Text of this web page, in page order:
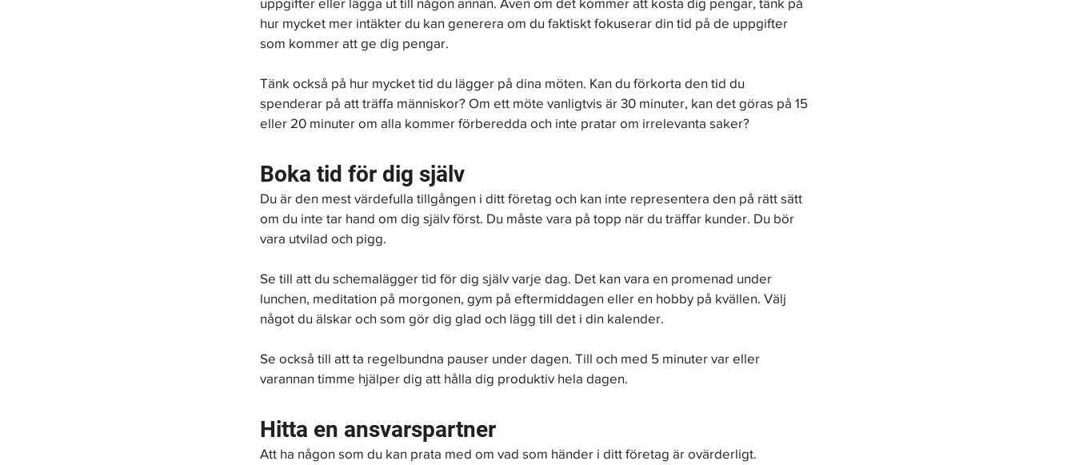
hur mycket mer intäkter du kan generera om du faktiskt fokuserar din tid på de uppgifter
som kommer att ge dig pengar.
Tänk också på hur mycket tid du lägger på dina möten. Kan du förkorta den tid du
spenderar på att träffa människor? Om ett möte vanligtvis är 30 minuter, kan det göras på 15
eller 20 minuter om alla kommer förberedda och inte pratar om irrelevanta saker?
Boka tid för dig själv
Du är den mest värdefulla tillgången i ditt företag och kan inte representera den på rätt sätt
om du inte tar hand om dig själv först. Du måste vara på topp när du träffar kunder. Du bör
vara utvilad och pigg.
Se till att du schemalägger tid för dig själv varje dag. Det kan vara en promenad under
lunchen, meditation på morgonen, gym på eftermiddagen eller en hobby på kvällen. Välj
något du älskar och som gör dig glad och lägg till det i din kalender.
Se också till att ta regelbundna pauser under dagen. Till och med 5 minuter var eller
varannan timme hjälper dig att hålla dig produktiv hela dagen.
Hitta en ansvarspartner
Att ha någon som du kan prata med om vad som händer i ditt företag är ovärderligt.